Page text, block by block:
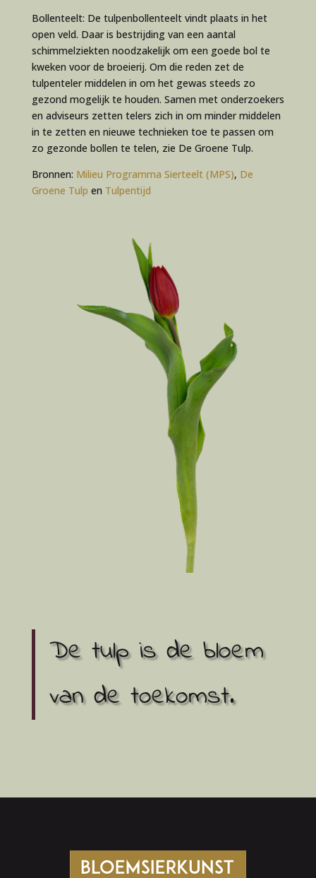
Bollenteelt: De tulpenbollenteelt vindt plaats in het
open veld. Daar is bestrijding van een aantal
schimmelziekten noodzakelijk om een goede bol te
kweken voor de broeierij. Om die reden zet de
tulpenteler middelen in om het gewas steeds zo
gezond mogelijk te houden. Samen met onderzoekers
en adviseurs zetten telers zich in om minder middelen
in te zetten en nieuwe technieken toe te passen om
zo gezonde bollen te telen, zie De Groene Tulp.
Bronnen: Milieu Programma Sierteelt (MPS), De
Groene Tulp en Tulpentijd
De tulp is de bloem
van de toekomst.